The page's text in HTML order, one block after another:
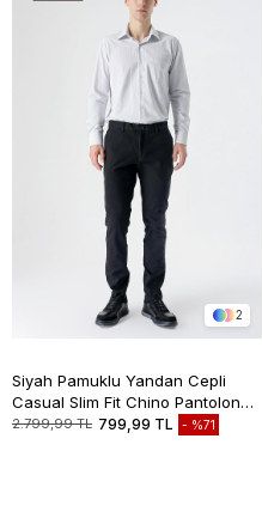
2
Siyah Pamuklu Yandan Cepli
Casual Slim Fit Chino Pantolon
1003235117
2.799,99 TL 799,99 TL %71